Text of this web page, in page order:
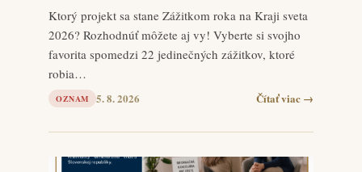
Ktorý projekt sa stane Zážitkom roka na Kraji sveta
2026? Rozhodnúť môžete aj vy! Vyberte si svojho
favorita spomedzi 22 jedinečných zážitkov, ktoré
robia…
OZNAM 5. 8. 2026 Čítať viac →